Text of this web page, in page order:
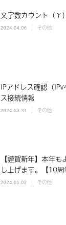
文字数カウント（γ）
2024.04.06 その他
IPアドレス確認（
ス接続情報
2024.03.31 その他
【謹賀新年】本年
し上げます。【10周
2024.01.02 その他